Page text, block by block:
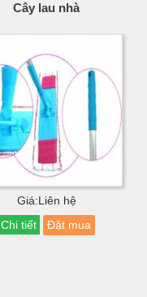
Cây lau nhà
Giá:Liên hệ
Chi tiết
Đặt mua